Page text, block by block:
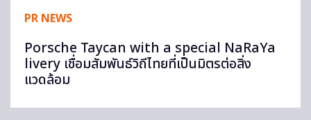
PR NEWS
Porsche Taycan with a special NaRaYa
livery เชื่อมสัมพันธ์วิถีไทยที่เป็นมิตรต่อสิ่ง
แวดล้อม